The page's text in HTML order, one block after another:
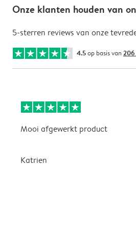
Onze klanten houden van
5-sterren reviews van onze
4.5op basis van 206
Mooi afgewerkt product
Katrien